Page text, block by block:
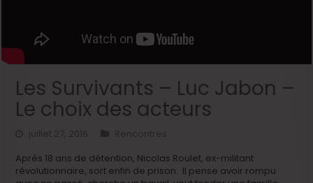
Les Survivants – Luc Jabon –
Le choix des acteurs
juillet 27, 2016
Rencontres
Après 18 ans de détention, Nicolas Roulet, ex-militant
révolutionnaire, sort enfin de prison. Il pense avoir rompu